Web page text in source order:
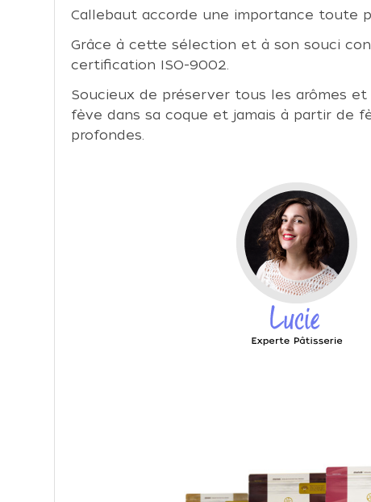
Callebaut accorde une importance toute
Grâce à cette sélection et à son souci
certification ISO-9002.
Soucieux de préserver tous les arômes
fève dans sa coque et jamais à partir de
profondes.